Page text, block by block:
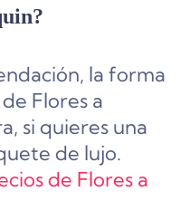
la forma
Flores a
si quieres una
de lujo.
de Flores a